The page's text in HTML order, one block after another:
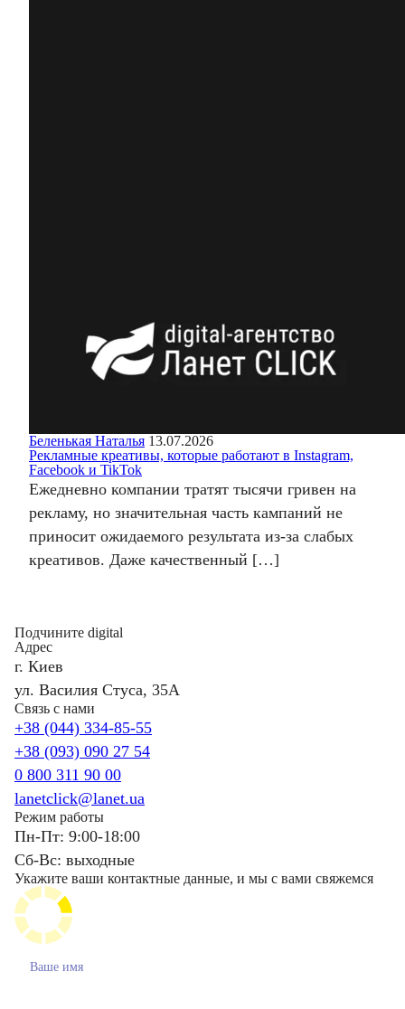
Беленькая Наталья 13.07.2026
Рекламные креативы, которые работают в Instagram,
Facebook и TikTok
Ежедневно компании тратят тысячи гривен на
рекламу, но значительная часть кампаний не
приносит ожидаемого результата из-за слабых
креативов. Даже качественный […]
Подчините digital
Адрес
г. Киев
ул. Василия Стуса, 35А
Связь с нами
+38 (044) 334-85-55
+38 (093) 090 27 54
0 800 311 90 00
lanetclick@lanet.ua
Режим работы
Пн-Пт: 9:00-18:00
Сб-Вс: выходные
Укажите ваши контактные данные, и мы с вами свяжемся